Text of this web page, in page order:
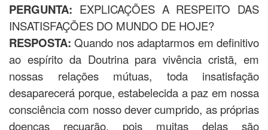
PERGUNTA: EXPLICAÇÕES A RESPEITO DAS
INSATISFAÇÕES DO MUNDO DE HOJE?
RESPOSTA: Quando nos adaptarmos em definitivo
ao espírito da Doutrina para vivência cristã, em
nossas relações mútuas, toda insatisfação
desaparecerá porque, estabelecida a paz em nossa
consciência com nosso dever cumprido, as próprias
doenças recuarão, pois muitas delas são